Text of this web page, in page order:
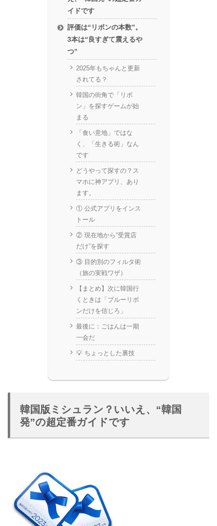
イドです
評価は“リボンの本数”。
3本は“良すぎて震えるや
つ”
2025年もちゃんと更新
されてる？
韓国の街角で「リボ
ン」を探すゲームが始
まる
「食い意地」ではな
く、「生きる術」なん
です
どうやって探すの？ス
マホに神アプリ、あり
ます。
① 公式アプリをインス
トール
② 現在地から“受賞店
だけ”を探す
③ 目的別のフィルタ術
（旅の実戦ワザ）
【まとめ】次に韓国行
くときは「ブルーリボ
ンだけを信じろ」
最後に：ごはんは一期
一会だ
💡 ちょっとした裏技
韓国版ミシュラン？いいえ、“韓国
発”の超定番ガイドです